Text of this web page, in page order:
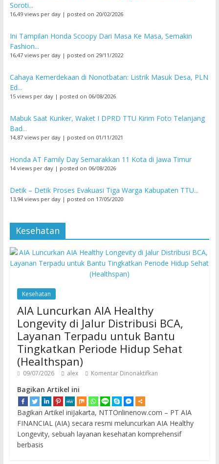
Soroti...
16,49 views per day| posted on 20/02/2026
Ini Tampilan Honda Scoopy Dari Masa Ke Masa, Semakin
Fashion...
16,47 views per day| posted on 29/11/2022
Cahaya Kemerdekaan di Nonotbatan: Listrik Masuk Desa, PLN
Ed...
15 views per day| posted on 06/08/2026
Mabuk Saat Kunker, Waket I DPRD TTU Kirim Foto Telanjang
Bad...
14,87 views per day| posted on 01/11/2021
Honda AT Family Day Semarakkan 11 Kota di Jawa Timur
14 views per day| posted on 06/08/2026
Detik – Detik Proses Evakuasi Tiga Warga Kabupaten TTU...
13,94 views per day| posted on 17/05/2020
Kesehatan
Kesehatan
AIA Luncurkan AIA Healthy
Longevity di Jalur Distribusi BCA,
Layanan Terpadu untuk Bantu
Tingkatkan Periode Hidup Sehat
(Healthspan)
09/07/2026 alex Komentar Dinonaktifkan
Bagikan Artikel ini
Bagikan Artikel iniJakarta, NTTOnlinenow.com – PT AIA
FINANCIAL (AIA) secara resmi meluncurkan AIA Healthy
Longevity, sebuah layanan kesehatan komprehensif
berbasis